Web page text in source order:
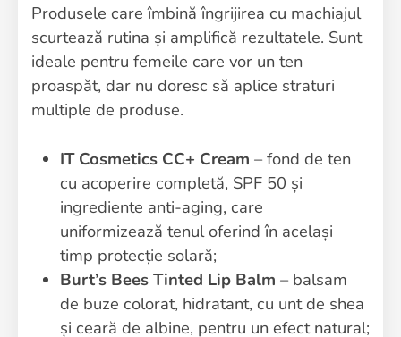
Produsele care îmbină îngrijirea cu machiajul
scurtează rutina și amplifică rezultatele. Sunt
ideale pentru femeile care vor un ten
proaspăt, dar nu doresc să aplice straturi
multiple de produse.
IT Cosmetics CC+ Cream – fond de ten
cu acoperire completă, SPF 50 și
ingrediente anti-aging, care
uniformizează tenul oferind în același
timp protecție solară;
Burt’s Bees Tinted Lip Balm – balsam
de buze colorat, hidratant, cu unt de shea
și ceară de albine, pentru un efect natural;